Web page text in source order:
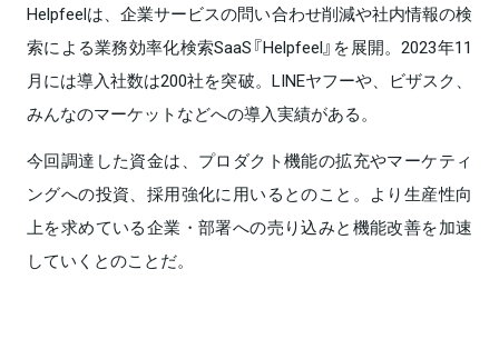
Helpfeelは、企業サービスの問い合わせ削減や社内情報の検
索による業務効率化検索SaaS『Helpfeel』を展開。2023年11
月には導入社数は200社を突破。LINEヤフーや、ビザスク、
みんなのマーケットなどへの導入実績がある。
今回調達した資金は、プロダクト機能の拡充やマーケティ
ングへの投資、採用強化に用いるとのこと。より生産性向
上を求めている企業・部署への売り込みと機能改善を加速
していくとのことだ。